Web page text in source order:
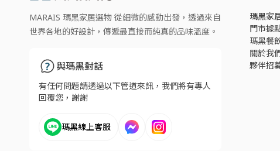
MARAIS 瑪黑家居選物 從細微的感動出發，透過來自
世界各地的好設計，傳遞最直接而純真的品味溫度。
與瑪黑對話
有任何問題請透過以下管道來訊，我們將有專人
回覆您，謝謝
瑪黑線上客服
瑪黑家
門市據
瑪黑餐
關於我
夥伴招